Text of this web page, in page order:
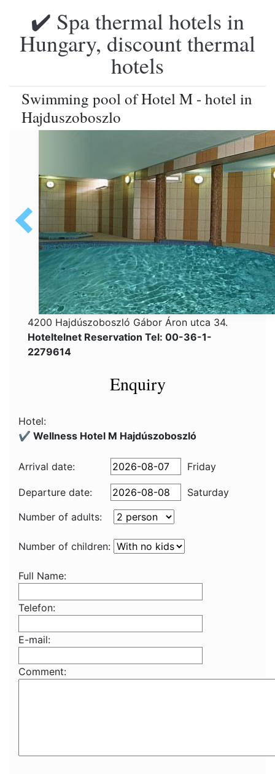
✔️ Spa thermal hotels in
Hungary, discount thermal
hotels
Swimming pool of Hotel M - hotel in
Hajduszoboszlo
4200 Hajdúszoboszló Gábor Áron utca 34.
Hoteltelnet Reservation Tel: 00-36-1-
2279614
Enquiry
Hotel:
✔️ Wellness Hotel M Hajdúszoboszló
Arrival date: Friday
Departure date:
Saturday
Number of adults:
Number of children:
Full Name:
Telefon:
E-mail:
Comment: